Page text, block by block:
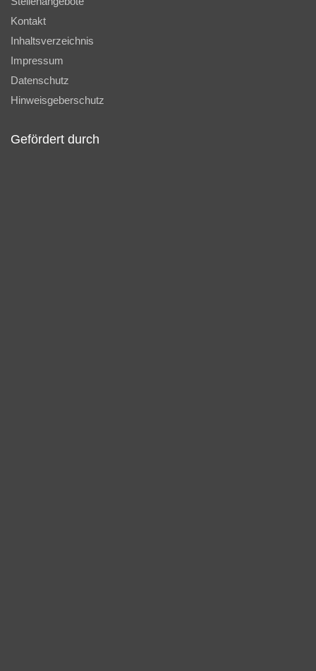
Kontakt
Inhaltsverzeichnis
Impressum
Datenschutz
Hinweisgeberschutz
Gefördert durch